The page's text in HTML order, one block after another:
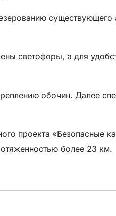
существующего
светофоры, а для
обочин. Далее
проекта «Безопасные
более 23 км.